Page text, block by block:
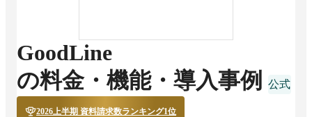
GoodLine
の料金・機能・導入事例
2026上半期 資料請求数ランキング1位